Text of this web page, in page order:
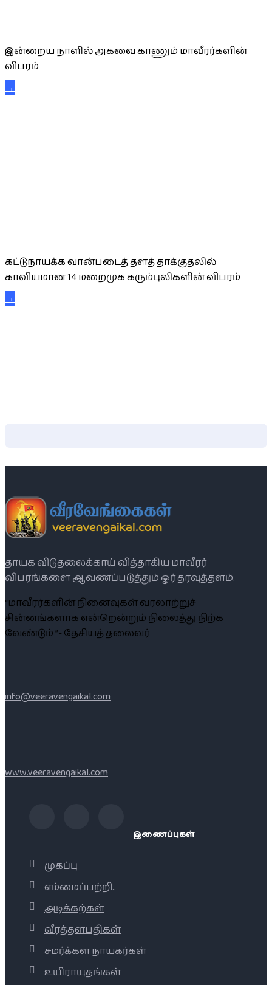
இன்றைய நாளில் அகவை காணும் மாவீரர்களின்
விபரம்
→
கட்டுநாயக்க வான்படைத் தளத் தாக்குதலில்
காவியமான 14 மறைமுக கரும்புலிகளின் விபரம்
→
தாயக விடுதலைக்காய் வித்தாகிய மாவீரர்
விபரங்களை ஆவணப்படுத்தும் ஓர் தரவுத்தளம்.
“மாவீரர்களின் நினைவுகள் வரலாற்றுச்
சின்னங்களாக என்றென்றும் நிலைத்து நிற்க
வேண்டும் ”- தேசியத் தலைவர்
info@veeravengaikal.com
www.veeravengaikal.com
இணைப்புகள்
முகப்பு
எம்மைப்பற்றி..
அடிக்கற்கள்
வீரத்தளபதிகள்
சமர்க்கள நாயகர்கள்
உயிராயுதங்கள்